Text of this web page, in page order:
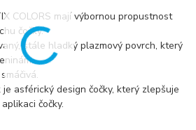
COLORS mají výbornou propustnost
čočky.
stále hladký plazmový povrch, který
asférický design čočky, který zlepšuje
čočky.